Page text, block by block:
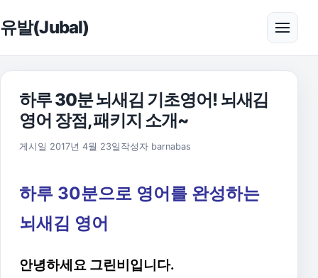
유발(Jubal) 메뉴
하루 30분 뇌새김 기초영어! 뇌새김
영어 장점, 패키지 소개~
게시일 2017년 4월 23일 작성자 barnabas
하루 30분으로 영어를 완성하는
뇌새김 영어
안녕하세요 그린비입니다.